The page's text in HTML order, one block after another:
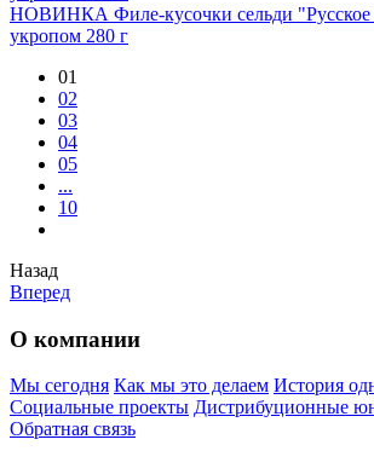
НОВИНКА Филе-кусочки сельди
укропом 280 г
01
02
03
04
05
...
10
Назад
Вперед
О компании
Мы сегодня Как мы это делаем История
Социальные проекты Дистрибуционные
Обратная связь